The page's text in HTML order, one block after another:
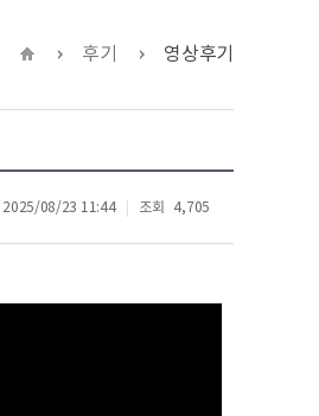
후기 영상후기
2025/08/23 11:44 조회 4,705